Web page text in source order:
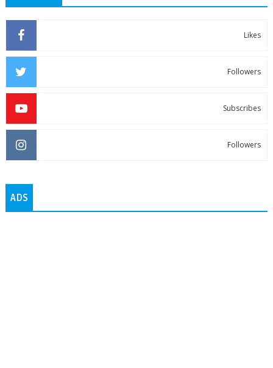
Likes
Followers
Subscribes
Followers
ADS